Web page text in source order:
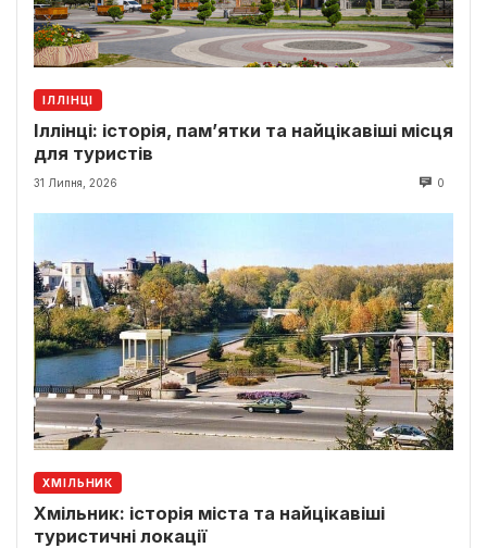
ІЛЛІНЦІ
Іллінці: історія, пам’ятки та найцікавіші місця
для туристів
31 Липня, 2026 0
ХМІЛЬНИК
Хмільник: історія міста та найцікавіші
туристичні локації